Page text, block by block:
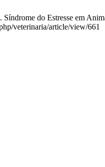
do Estresse em
veterinaria/article/view/661